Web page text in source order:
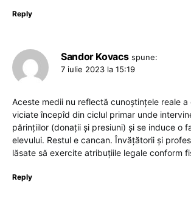
Reply
Sandor Kovacs spune:
7 iulie 2023 la 15:19
Aceste medii nu reflectă cunoștințele reale a
viciate începîd din ciclul primar unde
părințiilor (donații și presiuni) și se induce o
elevului. Restul e cancan. Învățătorii și
lăsate să exercite atribuțiile legale conform
Reply